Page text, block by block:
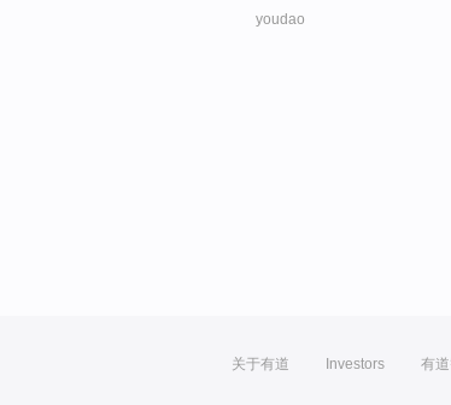
youdao
关于有道 Investors 有